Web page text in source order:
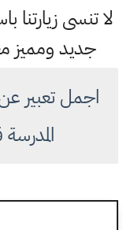
لا تنسى
جديد ومميز
اجمل تعبير